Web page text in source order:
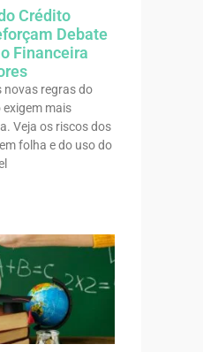
Crédito
Debate
Financeira
novas regras do
mais
Veja os riscos dos
folha e do uso do